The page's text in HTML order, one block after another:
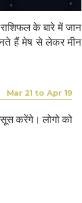
के बारे में जान
हैं मेष से लेकर मीन
Mar 21 to Apr 19
करेंगे। लोगो को